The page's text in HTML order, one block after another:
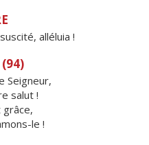
alléluia !
Seigneur,
salut !
grâce,
le !